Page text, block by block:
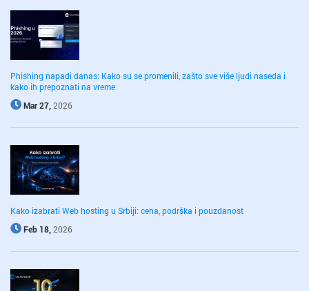
Phishing napadi danas: Kako su se promenili, zašto sve više ljudi naseda i
kako ih prepoznati na vreme
Mar 27,2026
Kako izabrati Web hosting u Srbiji: cena, podrška i pouzdanost
Feb 18,2026